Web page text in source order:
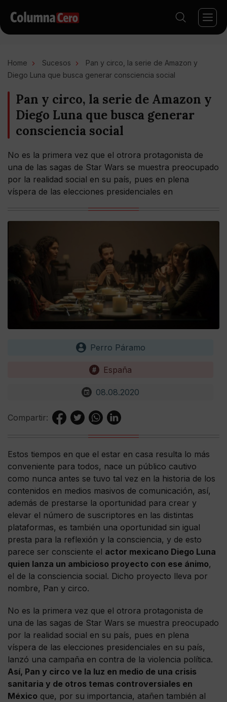
Home Sucesos
Pan y circo, la serie de Amazon y
Diego Luna que busca generar consciencia social
Pan y circo, la serie de Amazon y
Diego Luna que busca generar
consciencia social
No es la primera vez que el otrora protagonista de
una de las sagas de Star Wars se muestra preocupado
por la realidad social en su país, pues en plena
víspera de las elecciones presidenciales en
Perro Páramo
España
08.08.2020
Compartir:
Estos tiempos en que el estar en casa resulta lo más
conveniente para todos, nace un público cautivo
como nunca antes se tuvo tal vez en la historia de los
contenidos en medios masivos de comunicación, así,
además de prestarse la oportunidad para crear y
elevar el número de suscriptores en las distintas
plataformas, es también una oportunidad sin igual
presta para la reflexión y la consciencia, y de esto
parece ser consciente el actor mexicano Diego Luna
quien lanza un ambicioso proyecto con ese ánimo,
el de la consciencia social. Dicho proyecto lleva por
nombre, Pan y circo.
No es la primera vez que el otrora protagonista de
una de las sagas de Star Wars se muestra preocupado
por la realidad social en su país, pues en plena
víspera de las elecciones presidenciales en su país,
lanzó una campaña en contra de la violencia política.
Así, Pan y circo ve la luz en medio de una crisis
sanitaria y de otros temas controversiales en
México que, por su importancia, atañen también al